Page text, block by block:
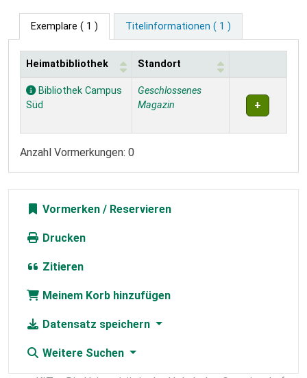
Exemplare ( 1 ) Titelinformationen ( 1 )
Exemplare
Heimatbibliothek Standort
Bibliothek Campus
Süd
Geschlossenes
Magazin
Anzahl Vormerkungen: 0
Vormerken
Drucken
Zitieren
Meinem Korb hinzufügen
Datensatz speichern
Weitere Suchen